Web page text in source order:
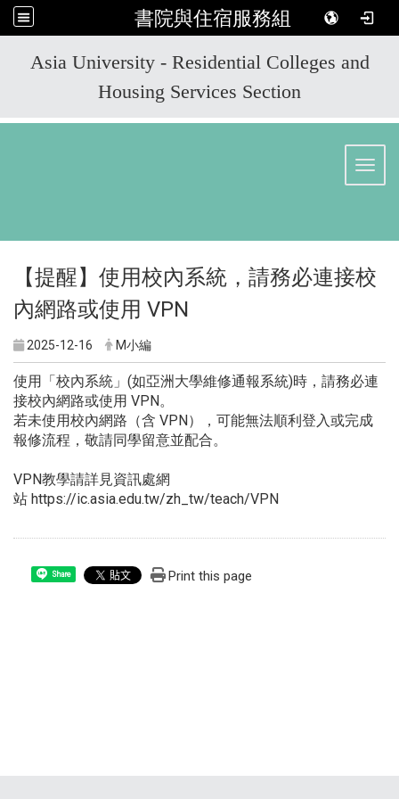
書院與住宿服務組
Asia University - Residential Colleges and
Housing Services Section
【提醒】使用校內系統，請務必連接校
內網路或使用 VPN
2025-12-16 M小編
使用「校內系統」(如亞洲大學維修通報系統)時，請務必連
接校內網路或使用 VPN。
若未使用校內網路（含 VPN），可能無法順利登入或完成
報修流程，敬請同學留意並配合。
VPN教學請詳見資訊處網
站 https://ic.asia.edu.tw/zh_tw/teach/VPN
Share Print this page